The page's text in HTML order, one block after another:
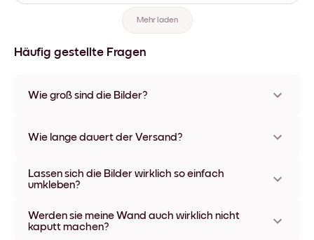
Mehr laden
Häufig gestellte Fragen
Wie groß sind die Bilder?
Erhältlich in verschiedenen Materialien und Rahmenfarben,
Wie lange dauert der Versand?
Ländern bieten wir auch Expressversand an. Den Trackinglink
bekommst Du nach Bestellaufgabe zugeschickt.
Lassen sich die Bilder wirklich so einfach
umkleben?
umpositionieren zu lassen, ohne die Wände dabei zu
beschädigen.
Werden sie meine Wand auch wirklich nicht
kaputt machen?